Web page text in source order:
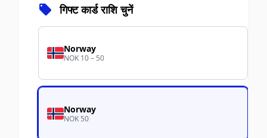
गिफ्ट कार्ड राशि चुनें
Norway
NOK 10 – 50
Norway
NOK 50